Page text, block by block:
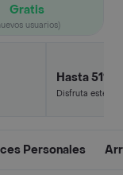
Gratis
usuarios)
Hasta 51%
Disfruta este
Personales